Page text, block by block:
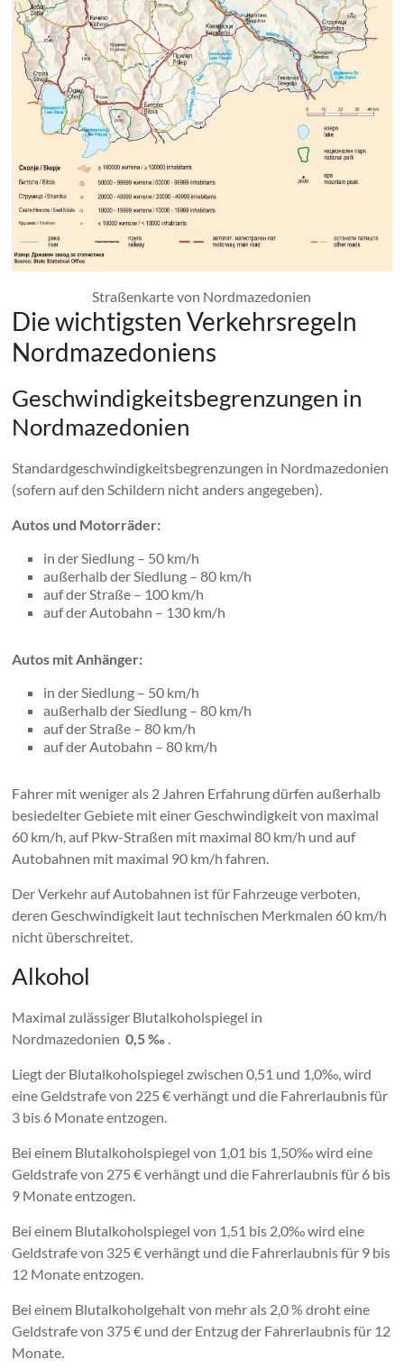
Straßenkarte von Nordmazedonien
Die wichtigsten Verkehrsregeln
Nordmazedoniens
Geschwindigkeitsbegrenzungen in
Nordmazedonien
Standardgeschwindigkeitsbegrenzungen in Nordmazedonien
(sofern auf den Schildern nicht anders angegeben).
Autos und Motorräder:
in der Siedlung – 50 km/h
außerhalb der Siedlung – 80 km/h
auf der Straße – 100 km/h
auf der Autobahn – 130 km/h
Autos mit Anhänger:
in der Siedlung – 50 km/h
außerhalb der Siedlung – 80 km/h
auf der Straße – 80 km/h
auf der Autobahn – 80 km/h
Fahrer mit weniger als 2 Jahren Erfahrung dürfen außerhalb
besiedelter Gebiete mit einer Geschwindigkeit von maximal
60 km/h, auf Pkw-Straßen mit maximal 80 km/h und auf
Autobahnen mit maximal 90 km/h fahren.
Der Verkehr auf Autobahnen ist für Fahrzeuge verboten,
deren Geschwindigkeit laut technischen Merkmalen 60 km/h
nicht überschreitet.
Alkohol
Maximal zulässiger Blutalkoholspiegel in
Nordmazedonien0,5 ‰
Liegt der Blutalkoholspiegel zwischen 0,51 und 1,0‰, wird
eine Geldstrafe von 225 € verhängt und die Fahrerlaubnis für
3 bis 6 Monate entzogen.
Bei einem Blutalkoholspiegel von 1,01 bis 1,50‰ wird eine
Geldstrafe von 275 € verhängt und die Fahrerlaubnis für 6 bis
9 Monate entzogen.
Bei einem Blutalkoholspiegel von 1,51 bis 2,0‰ wird eine
Geldstrafe von 325 € verhängt und die Fahrerlaubnis für 9 bis
12 Monate entzogen.
Bei einem Blutalkoholgehalt von mehr als 2,0 % droht eine
Geldstrafe von 375 € und der Entzug der Fahrerlaubnis für 12
Monate.